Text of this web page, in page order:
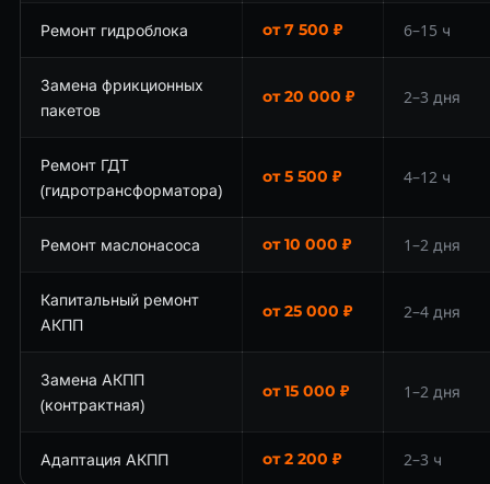
Ремонт гидроблока от 7 500 ₽ 6–15 ч
Замена фрикционных
пакетов
от 20 000 ₽ 2–3 дня
Ремонт ГДТ
(гидротрансформатора)
от 5 500 ₽ 4–12 ч
Ремонт маслонасоса от 10 000 ₽ 1–2 дня
Капитальный ремонт
АКПП
от 25 000 ₽ 2–4 дня
Замена АКПП
(контрактная)
от 15 000 ₽ 1–2 дня
Адаптация АКПП от 2 200 ₽ 2–3 ч